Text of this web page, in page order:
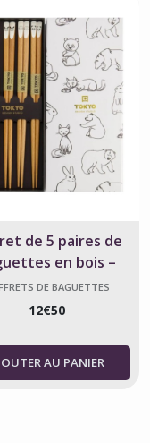
de 5 paires de
en bois –
animaux kawaii
DE BAGUETTES
12€50
AU PANIER